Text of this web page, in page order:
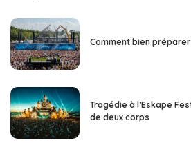
Comment bien
Tragédie à l’Eskape
de deux corps